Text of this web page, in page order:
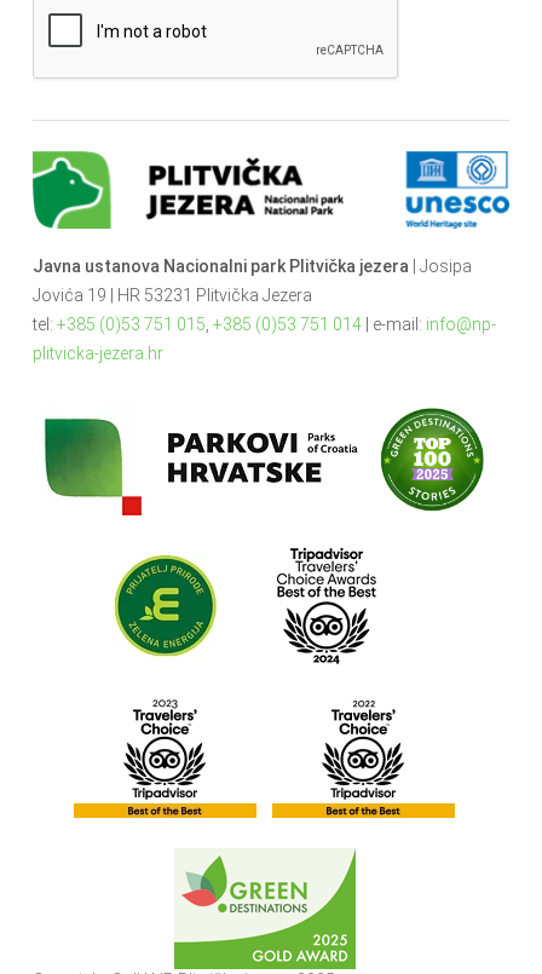
Javna ustanova Nacionalni park Plitvička jezera | Josipa
Jovića 19 | HR 53231 Plitvička Jezera
tel: +385 (0)53 751 015 +385 (0)53 751 014| e-mail: info@np-
plitvicka-jezera.hr